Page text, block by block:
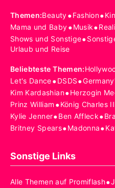
Themen:Beauty•Fashion•
Mama und Baby•Musik•
Shows und Sonstige•
Urlaub und Reise
Beliebteste Themen:
Let's Dance•DSDS•
Kim Kardashian•Herzogin
Prinz William •König Charles
Kylie Jenner•Ben Affleck•
Britney Spears•Madonna•
Sonstige Links
Alle Themen auf Promiflash•